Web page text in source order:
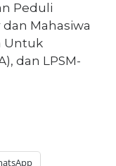
Peduli
Mahasiwa
Untuk
dan LPSM-